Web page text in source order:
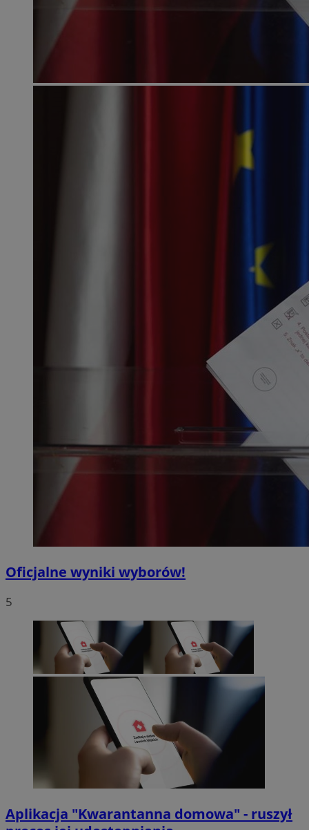
Oficjalne wyniki wyborów!
5
Aplikacja "Kwarantanna domowa" - ruszył